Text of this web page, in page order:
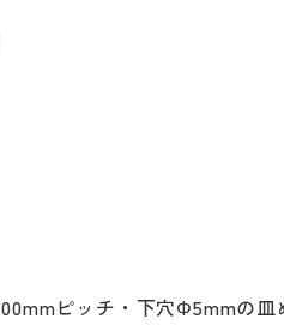
ピッチ・下穴Φ5mmの皿